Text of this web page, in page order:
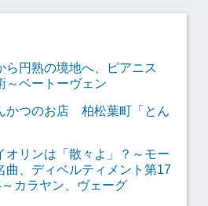
ら円熟の境地へ、ピアニス
～ベートーヴェン
かつのお店 柏松葉町「とん
オリンは「散々よ」？～モー
曲、ディベルティメント第17
ラヤン、ヴェーグ